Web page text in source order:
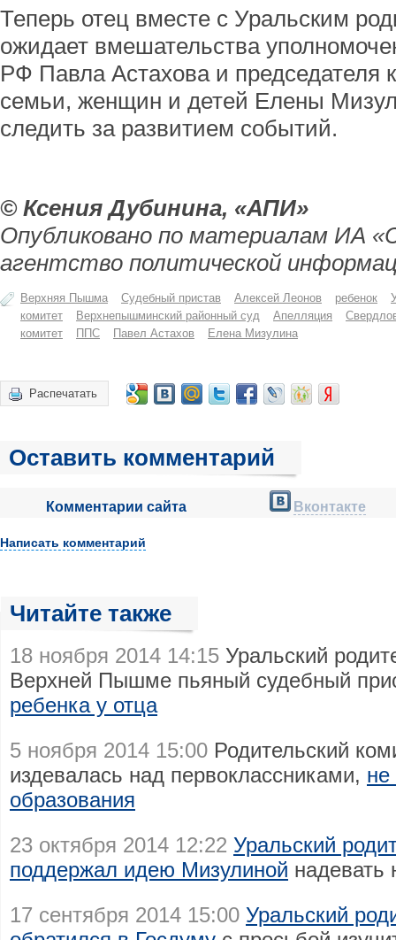
Теперь отец вместе с Уральским
ожидает вмешательства
РФ Павла Астахова и председателя
семьи, женщин и детей Елены
следить за развитием событий.
© Ксения Дубинина, «АПИ»
Опубликовано по материалам ИА
агентство политической
Верхняя Пышма Судебный пристав Алексей Леонов ребенок
комитет
Верхнепышминский районный суд Апелляция
комитет
ППС Павел Астахов Елена Мизулина
Распечатать
Оставить комментарий
Комментарии сайта Вконтакте
Написать комментарий
Читайте также
18 ноября 2014 14:15 Уральский
Верхней Пышме пьяный судебный
ребенка у отца
5 ноября 2014 15:00 Родительский
издевалась над первоклассниками, не
образования
23 октября 2014 12:22 Уральский
поддержал идею Мизулиной надевать
17 сентября 2014 15:00 Уральский